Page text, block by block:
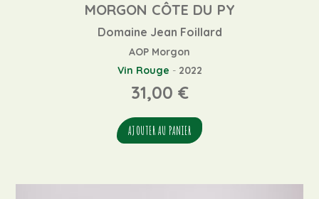
MORGON CÔTE DU PY
Domaine Jean Foillard
AOP Morgon
Vin Rouge - 2022
31,00 €
AJOUTER AU PANIER